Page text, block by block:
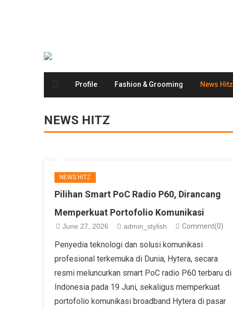
Profile Fashion & Grooming News Hitz
NEWS HITZ
NEWS HITZ
Pilihan Smart PoC Radio P60, Dirancang
Memperkuat Portofolio Komunikasi
June 27, 2026 admin_stylish Comment(0)
Penyedia teknologi dan solusi komunikasi
profesional terkemuka di Dunia, Hytera, secara
resmi meluncurkan smart PoC radio P60 terbaru di
Indonesia pada 19 Juni, sekaligus memperkuat
portofolio komunikasi broadband Hytera di pasar